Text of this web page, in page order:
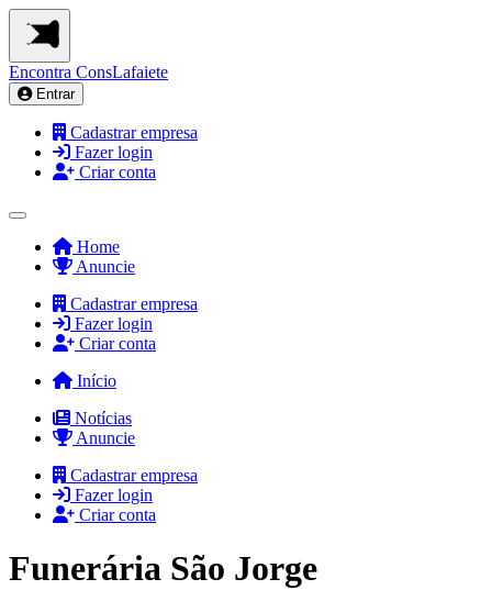
Encontra ConsLafaiete
Entrar
Cadastrar empresa
Fazer login
Criar conta
Home
Anuncie
Cadastrar empresa
Fazer login
Criar conta
Início
Notícias
Anuncie
Cadastrar empresa
Fazer login
Criar conta
Funerária São Jorge